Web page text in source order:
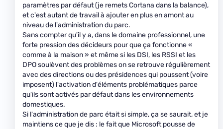
paramètres par défaut (je remets Cortana dans la balance),
et c'est autant de travail à ajouter en plus en amont au
niveau de l'administration du parc.
Sans compter qu'il y a, dans le domaine professionnel, une
forte pression des décideurs pour que ça fonctionne «
comme à la maison » et même si les DSI, les RSSI et les
DPO soulèvent des problèmes on se retrouve régulièrement
avec des directions ou des présidences qui poussent (voire
imposent) l'activation d'éléments problématiques parce
qu'ils sont activés par défaut dans les environnements
domestiques.
Si l'administration de parc était si simple, ça se saurait, et je
maintiens ce que je dis : le fait que Microsoft pousse de